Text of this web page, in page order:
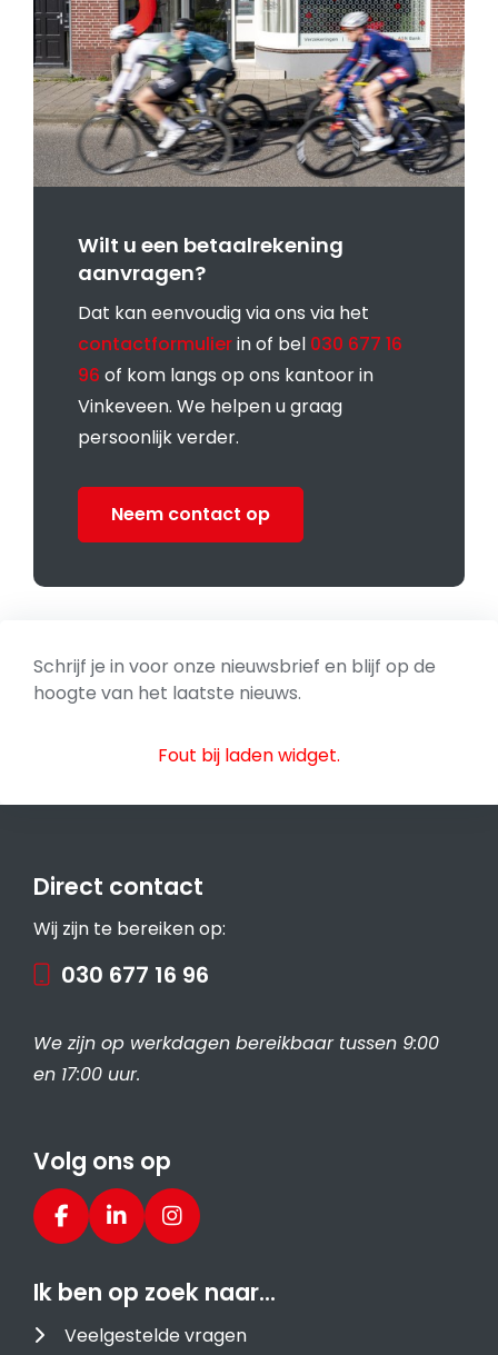
Wilt u een betaalrekening
aanvragen?
Dat kan eenvoudig via ons via het
contactformulierin of bel 030 677 16
96 of kom langs op ons kantoor in
Vinkeveen. We helpen u graag
persoonlijk verder.
Neem contact op
Schrijf je in voor onze nieuwsbrief en blijf op de
hoogte van het laatste nieuws.
Fout bij laden widget.
Direct contact
Wij zijn te bereiken op:
030 677 16 96
We zijn op werkdagen bereikbaar tussen 9:00
en 17:00 uur.
Volg ons op
Ik ben op zoek naar…
Veelgestelde vragen